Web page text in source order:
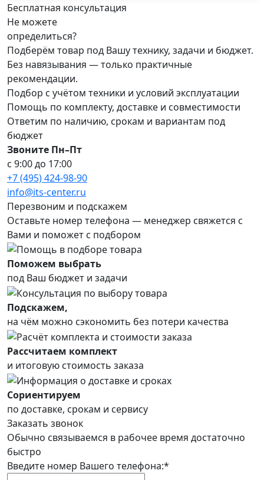
Бесплатная консультация
Не можете
определиться?
Подберём товар под Вашу технику, задачи и бюджет.
Без навязывания — только практичные
рекомендации.
Подбор с учётом техники и условий эксплуатации
Помощь по комплекту, доставке и совместимости
Ответим по наличию, срокам и вариантам под
бюджет
Звоните Пн–Пт
с 9:00 до 17:00
+7 (495) 424-98-90
info@its-center.ru
Перезвоним и подскажем
Оставьте номер телефона — менеджер свяжется с
Вами и поможет с подбором
Поможем выбрать
под Ваш бюджет и задачи
Подскажем,
на чём можно сэкономить без потери качества
Рассчитаем комплект
и итоговую стоимость заказа
Сориентируем
по доставке, срокам и сервису
Заказать звонок
Обычно связываемся в рабочее время достаточно
быстро
Введите номер Вашего телефона:*